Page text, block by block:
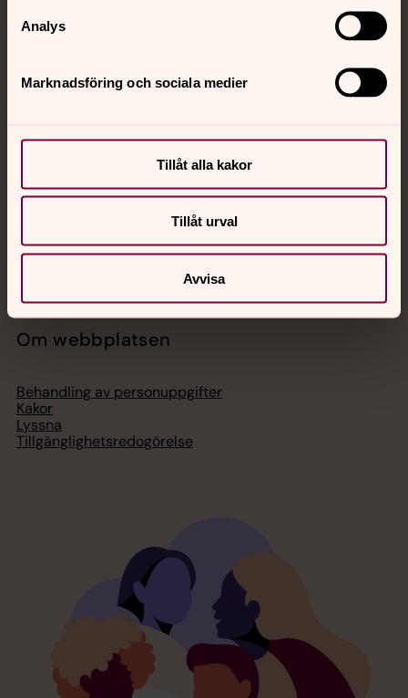
Analys
Marknadsföring och sociala medier
Tillåt alla kakor
Tillåt urval
Avvisa
Svenska kyrkan
Hitta församling
Ge en gåva
Organisation
Press – nationell nivå
Om webbplatsen
Behandling av personuppgifter
Kakor
Lyssna
Tillgänglighetsredogörelse